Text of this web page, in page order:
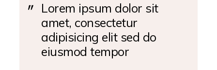
Lorem ipsum dolor sit
amet, consectetur
adipisicing elit sed do
eiusmod tempor